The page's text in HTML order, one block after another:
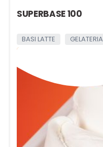
SUPERBASE 100
BASI LATTE GELATERIA